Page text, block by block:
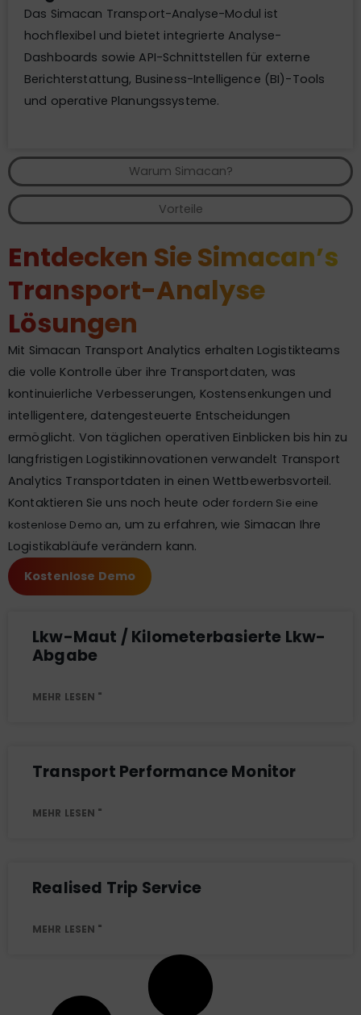
Warum Simacan?
Vorteile
Das Simacan Transport-Analyse-Modul ist
hochflexibel und bietet integrierte Analyse-
Dashboards sowie API-Schnittstellen für externe
Berichterstattung, Business-Intelligence (BI)-Tools
und operative Planungssysteme.
Entdecken Sie Simacan’s
Transport-Analyse
Lösungen
Mit Simacan Transport Analytics erhalten Logistikteams
die volle Kontrolle über ihre Transportdaten, was
kontinuierliche Verbesserungen, Kostensenkungen und
intelligentere, datengesteuerte Entscheidungen
ermöglicht. Von täglichen operativen Einblicken bis hin zu
langfristigen Logistikinnovationen verwandelt Transport
Analytics Transportdaten in einen Wettbewerbsvorteil.
Kontaktieren Sie uns noch heute oderfordern Sie eine
kostenlose Demo an, um zu erfahren, wie Simacan Ihre
Logistikabläufe verändern kann.
Kostenlose Demo
Lkw-Maut / Kilometerbasierte Lkw-
Abgabe
MEHR LESEN "
Transport Performance Monitor
MEHR LESEN "
Realised Trip Service
MEHR LESEN "